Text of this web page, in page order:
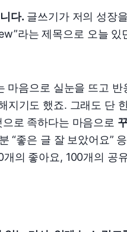
다. 글쓰기가 저의 성장
라는 제목으로 오늘 있
마음으로 실눈을 뜨고 반
지기도 했죠. 그래도 단
로 족하다는 마음으로
“좋은 글 잘 보았어요”
의 좋아요, 100개의 공